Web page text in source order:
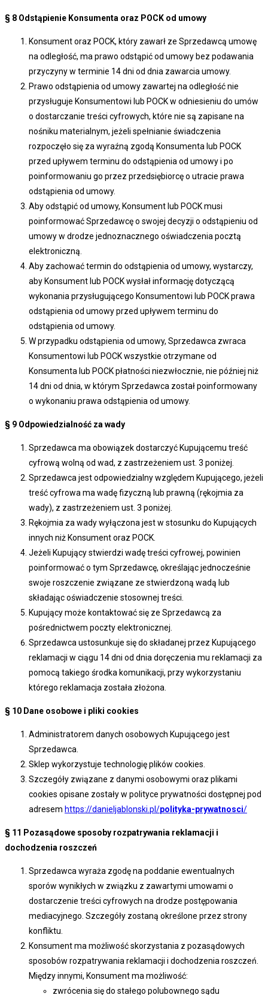
§ 8 Odstąpienie Konsumenta oraz POCK od umowy
Konsument oraz POCK, który zawarł ze Sprzedawcą umowę
na odległość, ma prawo odstąpić od umowy bez podawania
przyczyny w terminie 14 dni od dnia zawarcia umowy.
Prawo odstąpienia od umowy zawartej na odległość nie
przysługuje Konsumentowi lub POCK w odniesieniu do umów
o dostarczanie treści cyfrowych, które nie są zapisane na
nośniku materialnym, jeżeli spełnianie świadczenia
rozpoczęło się za wyraźną zgodą Konsumenta lub POCK
przed upływem terminu do odstąpienia od umowy i po
poinformowaniu go przez przedsiębiorcę o utracie prawa
odstąpienia od umowy.
Aby odstąpić od umowy, Konsument lub POCK musi
poinformować Sprzedawcę o swojej decyzji o odstąpieniu od
umowy w drodze jednoznacznego oświadczenia pocztą
elektroniczną.
Aby zachować termin do odstąpienia od umowy, wystarczy,
aby Konsument lub POCK wysłał informację dotyczącą
wykonania przysługującego Konsumentowi lub POCK prawa
odstąpienia od umowy przed upływem terminu do
odstąpienia od umowy.
W przypadku odstąpienia od umowy, Sprzedawca zwraca
Konsumentowi lub POCK wszystkie otrzymane od
Konsumenta lub POCK płatności niezwłocznie, nie później niż
14 dni od dnia, w którym Sprzedawca został poinformowany
o wykonaniu prawa odstąpienia od umowy.
§ 9 Odpowiedzialność za wady
Sprzedawca ma obowiązek dostarczyć Kupującemu treść
cyfrową wolną od wad, z zastrzeżeniem ust. 3 poniżej.
Sprzedawca jest odpowiedzialny względem Kupującego, jeżeli
treść cyfrowa ma wadę fizyczną lub prawną (rękojmia za
wady), z zastrzeżeniem ust. 3 poniżej.
Rękojmia za wady wyłączona jest w stosunku do Kupujących
innych niż Konsument oraz POCK.
Jeżeli Kupujący stwierdzi wadę treści cyfrowej, powinien
poinformować o tym Sprzedawcę, określając jednocześnie
swoje roszczenie związane ze stwierdzoną wadą lub
składając oświadczenie stosownej treści.
Kupujący może kontaktować się ze Sprzedawcą za
pośrednictwem poczty elektronicznej.
Sprzedawca ustosunkuje się do składanej przez Kupującego
reklamacji w ciągu 14 dni od dnia doręczenia mu reklamacji za
pomocą takiego środka komunikacji, przy wykorzystaniu
którego reklamacja została złożona.
§ 10 Dane osobowe i pliki cookies
Administratorem danych osobowych Kupującego jest
Sprzedawca.
Sklep wykorzystuje technologię plików cookies.
Szczegóły związane z danymi osobowymi oraz plikami
cookies opisane zostały w polityce prywatności dostępnej pod
adresem https://danieljablonski.pl/polityka-prywatnosci/
§ 11 Pozasądowe sposoby rozpatrywania reklamacji i
dochodzenia roszczeń
Sprzedawca wyraża zgodę na poddanie ewentualnych
sporów wynikłych w związku z zawartymi umowami o
dostarczenie treści cyfrowych na drodze postępowania
mediacyjnego. Szczegóły zostaną określone przez strony
konfliktu.
Konsument ma możliwość skorzystania z pozasądowych
sposobów rozpatrywania reklamacji i dochodzenia roszczeń.
Między innymi, Konsument ma możliwość:
zwrócenia się do stałego polubownego sądu